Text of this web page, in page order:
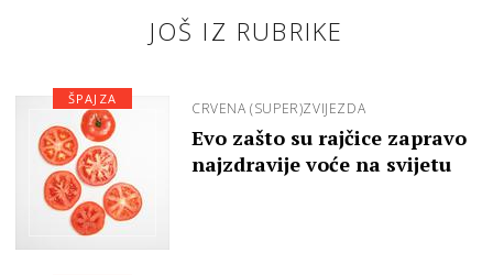
JOŠ IZ RUBRIKE
CRVENA (SUPER)ZVIJEZDA
Evo zašto su rajčice zapravo
najzdravije voće na svijetu
ŠPAJZA